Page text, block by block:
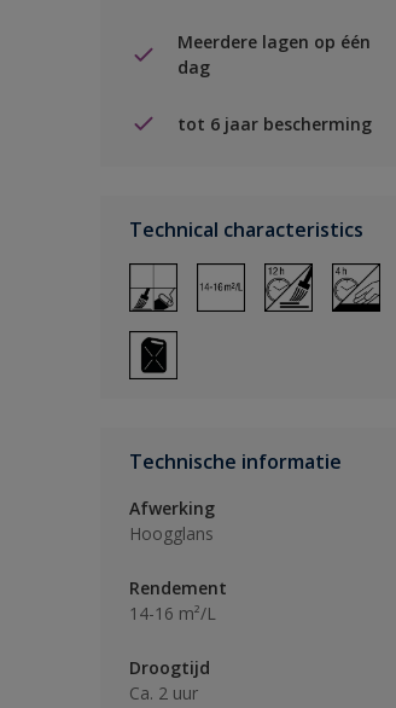
Meerdere lagen op één
dag
tot 6 jaar bescherming
Technical characteristics
Technische informatie
Afwerking
Hoogglans
Rendement
14-16 m²/L
Droogtijd
Ca. 2 uur